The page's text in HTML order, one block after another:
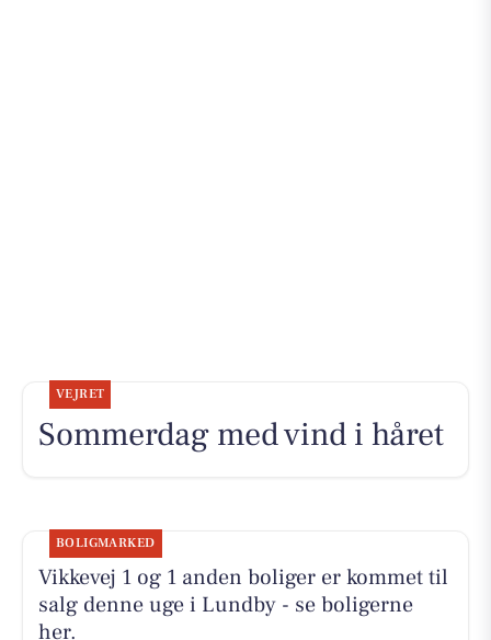
VEJRET
Sommerdag med vind i håret
BOLIGMARKED
Vikkevej 1 og 1 anden boliger er kommet til
salg denne uge i Lundby - se boligerne
her.